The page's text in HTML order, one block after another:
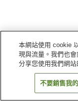
本網站使用 cookie
現與流量。我們也
分享您使用我們網站
不要銷售我